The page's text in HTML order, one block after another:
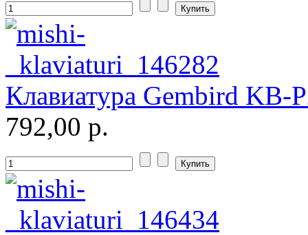
Клавиатура Gembird KB-
792,00 р.